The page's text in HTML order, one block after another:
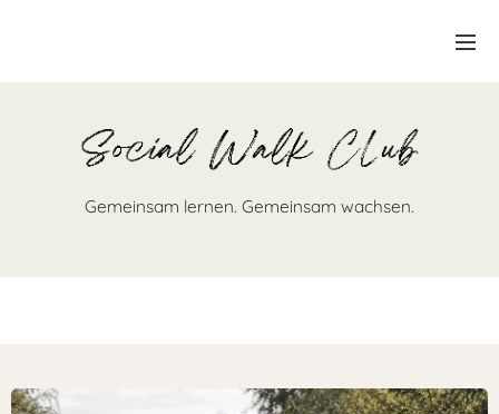
Gemeinsam lernen. Gemeinsam wachsen.